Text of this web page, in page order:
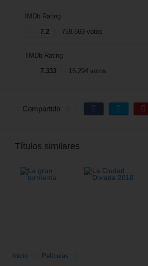
IMDb Rating
7.2 759,669 votos
TMDb Rating
7.333 16,294 votos
Compartido
Títulos similares
Inicio
Películas